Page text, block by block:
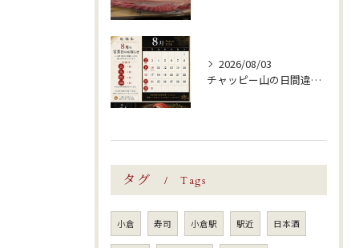
2026/08/03
チャッピー山の日間違えてます。
タグ Tags
小倉 寿司 小倉駅 駅近 日本酒